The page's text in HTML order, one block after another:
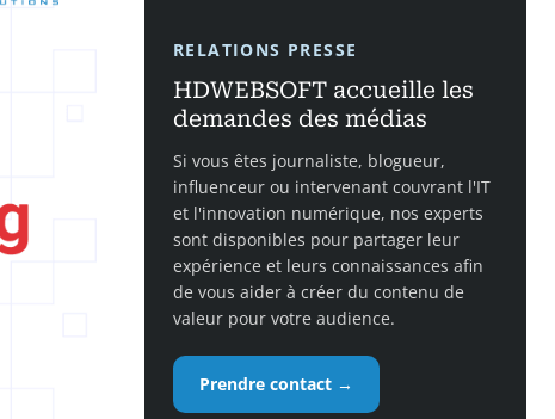
RELATIONS PRESSE
HDWEBSOFT accueille les
demandes des médias
Si vous êtes journaliste, blogueur,
influenceur ou intervenant couvrant l'IT
et l'innovation numérique, nos experts
sont disponibles pour partager leur
expérience et leurs connaissances afin
de vous aider à créer du contenu de
valeur pour votre audience.
Prendre contact →